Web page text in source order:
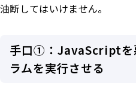
油断してはいけません。
手口①：JavaScriptを
ラムを実行させる